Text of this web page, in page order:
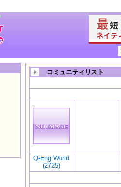
コミュニティリスト
Q-Eng World
(2725)